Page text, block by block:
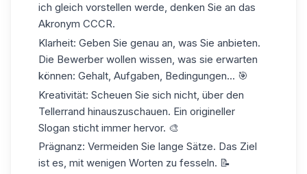
ich gleich vorstellen werde, denken Sie an das
Akronym CCCR.
Klarheit: Geben Sie genau an, was Sie anbieten.
Die Bewerber wollen wissen, was sie erwarten
können: Gehalt, Aufgaben, Bedingungen... 🎯
Kreativität: Scheuen Sie sich nicht, über den
Tellerrand hinauszuschauen. Ein origineller
Slogan sticht immer hervor. 🎨
Prägnanz: Vermeiden Sie lange Sätze. Das Ziel
ist es, mit wenigen Worten zu fesseln. 📝